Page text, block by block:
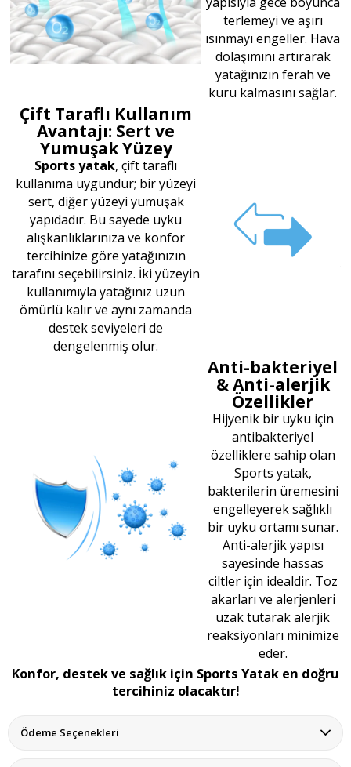
terlemeyi ve aşırı
ısınmayı engeller. Hava
dolaşımını artırarak
yatağınızın ferah ve
kuru kalmasını sağlar.
Çift Taraflı Kullanım
Avantajı: Sert ve
Yumuşak Yüzey
Sports yatak, çift taraflı
kullanıma uygundur; bir yüzeyi
sert, diğer yüzeyi yumuşak
yapıdadır. Bu sayede uyku
alışkanlıklarınıza ve konfor
tercihinize göre yatağınızın
tarafını seçebilirsiniz. İki yüzeyin
kullanımıyla yatağınız uzun
ömürlü kalır ve aynı zamanda
destek seviyeleri de
dengelenmiş olur.
Anti-bakteriyel
& Anti-alerjik
Özellikler
Hijyenik bir uyku için
antibakteriyel
özelliklere sahip olan
Sports yatak,
bakterilerin üremesini
engelleyerek sağlıklı
bir uyku ortamı sunar.
Anti-alerjik yapısı
sayesinde hassas
ciltler için idealdir. Toz
akarları ve alerjenleri
uzak tutarak alerjik
reaksiyonları minimize
eder.
Konfor, destek ve sağlık için Sports Yatak en doğru
tercihiniz olacaktır!
Ödeme Seçenekleri